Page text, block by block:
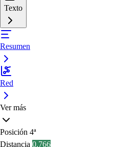
Texto
Resumen
Red
Ver más
Posición 4ª
Distancia 0.766